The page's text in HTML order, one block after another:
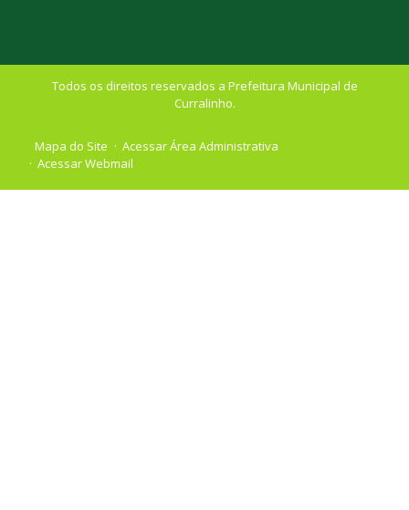
Todos os direitos reservados a Prefeitura Municipal de
Curralinho.
Mapa do Site
Acessar Área Administrativa
Acessar Webmail